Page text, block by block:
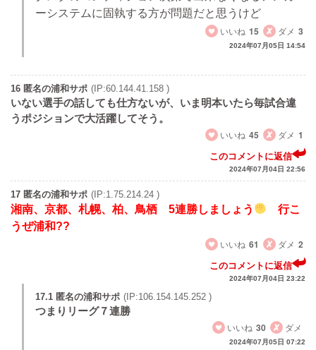
ーシステムに固執する方が問題だと思うけど
いいね 15 ダメ 3
2024年07月05日 14:54
16 匿名の浦和サポ (IP:60.144.41.158 )
いない選手の話しても仕方ないが、いま明本いたら毎試合違
うポジションで大活躍してそう。
いいね 45 ダメ 1
このコメントに返信
2024年07月04日 22:56
17 匿名の浦和サポ (IP:1.75.214.24 )
湘南、京都、札幌、柏、鳥栖 5連勝しましょう
行こ
うぜ浦和??
いいね 61 ダメ 2
このコメントに返信
2024年07月04日 23:22
17.1 匿名の浦和サポ (IP:106.154.145.252 )
つまりリーグ７連勝
いいね 30 ダメ
2024年07月05日 07:22